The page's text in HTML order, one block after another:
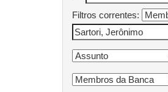
Filtros correntes: